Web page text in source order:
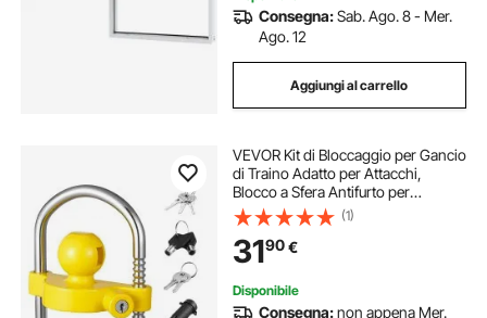
Consegna:Sab. Ago. 8 - Mer.
Ago. 12
Aggiungi al carrello
VEVOR Kit di Bloccaggio per Gancio
di Traino Adatto per Attacchi,
Blocco a Sfera Antifurto per
Rimorchio per Impieghi Gravosi
con Chiavi, Resistente alle
Intrusioni, Design Regolabile in
Altezza
(1)
3190€
Disponibile
Consegna:non appena Mer.